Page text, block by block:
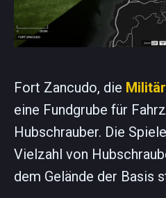
Fort Zancudo, die
eine Fundgrube für
Hubschrauber. Die
Vielzahl von
dem Gelände der Basis